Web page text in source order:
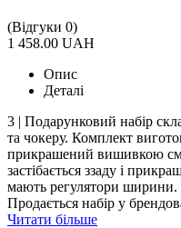
(Відгуки 0)
1 458.00 UAH
Опис
Деталі
3 | Подарунковий набір
та чокеру. Комплект
прикрашений вишивкою
застібається ззаду і
мають регулятори
Продається набір у
Читати більше